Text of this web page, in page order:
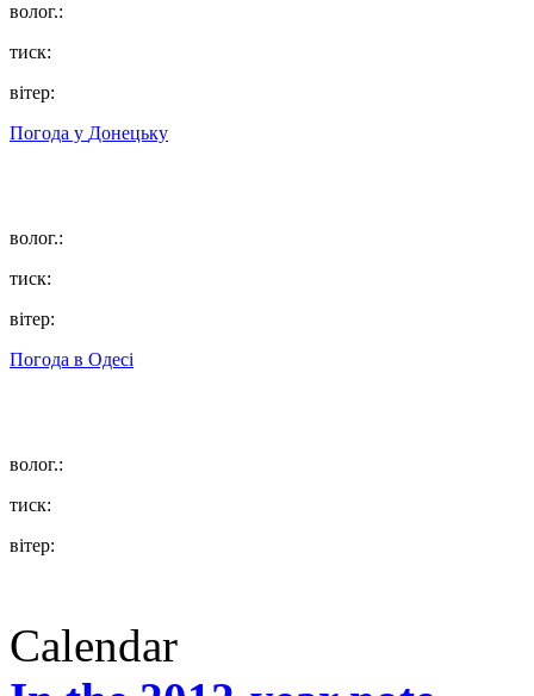
волог.:
тиск:
вітер:
Погода у Донецьку
волог.:
тиск:
вітер:
Погода в Одесі
волог.:
тиск:
вітер:
Calendar